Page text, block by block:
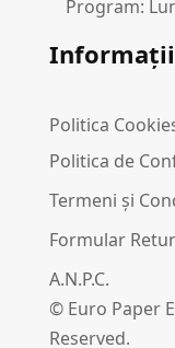
Program:
Politica
Politica de
Termeni și
Formular Retur
A.N.P.C.
© Euro Paper
Reserved.